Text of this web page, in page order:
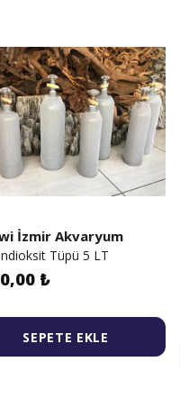
İzmir Akvaryum
Tüpü 5 LT
₺
SEPETE EKLE